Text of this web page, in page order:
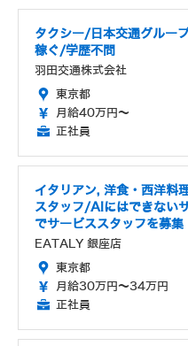
タクシー/日本交通グル
稼ぐ/学歴不問
羽田交通株式会社
東京都
月給40万円～
正社員
イタリアン, 洋食・西洋料
スタッフ/AIにはできない
でサービススタッフを募集
EATALY 銀座店
東京都
月給30万円～34万円
正社員